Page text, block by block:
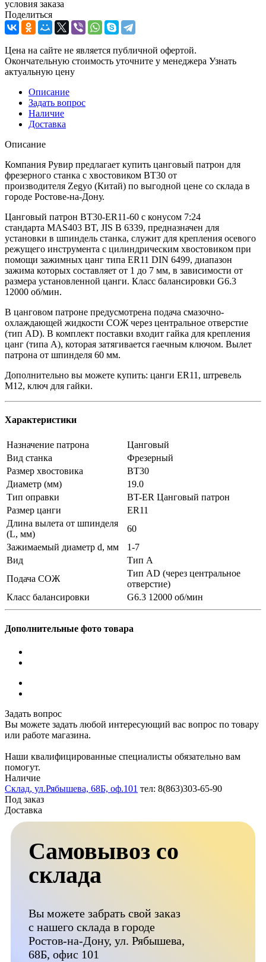
условия заказа
Поделиться
Цена на сайте не является публичной офертой.
Окончательную стоимость уточните у менеджера Узнать
актуальную цену
Описание
Задать вопрос
Наличие
Доставка
Описание
Компания Рувир предлагает купить цанговый патрон для
фрезерного станка с хвостовиком BT30 от
производителя Zegyo (Китай) по выгодной цене со склада в
городе Ростове-на-Дону.
Цанговый патрон BT30-ER11-60 с конусом 7:24
стандарта MAS403 BT, JIS B 6339, предназначен для
установки в шпиндель станка, служит для крепления осевого
режущего инструмента с цилиндрическим хвостовиком при
помощи зажимных цанг типа ER11 DIN 6499, диапазон
зажима которых составляет от 1 до 7 мм, в зависимости от
размера установленной цанги. Класс балансировки G6.3
12000 об/мин.
В цанговом патроне предусмотрена подача смазочно-
охлаждающей жидкости СОЖ через центральное отверстие
(тип AD). В комплект поставки входит гайка для крепления
цанг (типа А), которая затягивается гаечным ключом. Вылет
патрона от шпинделя 60 мм.
Дополнительно вы можете купить: цанги ER11, штревель
M12, ключ для гайки.
Характеристики
Назначение патрона
Цанговый
Вид станка
Фрезерный
Размер хвостовика
BT30
Диаметр (мм)
19.0
Тип оправки
BT-ER Цанговый патрон
Размер цанги
ER11
Длина вылета от шпинделя
(L, мм)
60
Зажимаемый диаметр d, мм
1-7
Вид
Тип A
Подача СОЖ
Тип AD (через центральное
отверстие)
Класс балансировки
G6.3 12000 об/мин
Дополнительные фото товара
Задать вопрос
Вы можете задать любой интересующий вас вопрос по товару
или работе магазина.
Наши квалифицированные специалисты обязательно вам
помогут.
Наличие
Склад, ул.Рябышева, 68Б, оф.101 тел: 8(863)303-65-90
Под заказ
Доставка
Самовывоз со
склада
Вы можете забрать свой заказ
с нашего склада в городе
Ростов-на-Дону, ул. Рябышева,
68Б, офис 101